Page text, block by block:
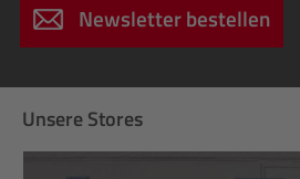
Newsletter bestellen
Unsere Stores